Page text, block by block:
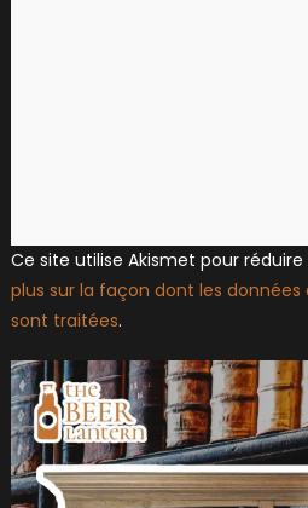
Ce site utilise Akismet pour réduire
plus sur la façon dont les
sont traitées.